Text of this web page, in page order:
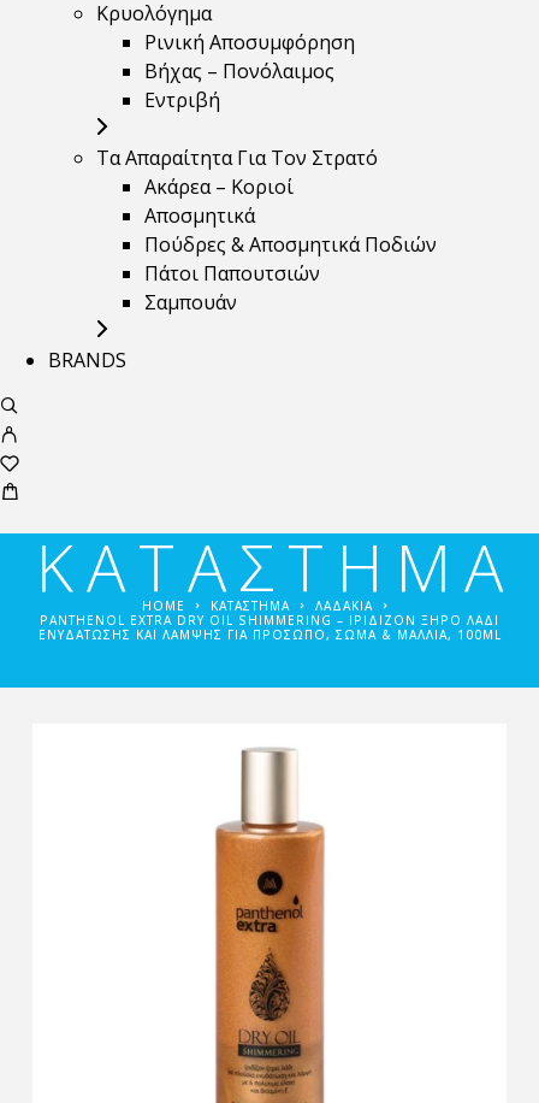
Κρυολόγημα
Ρινική Αποσυμφόρηση
Βήχας – Πονόλαιμος
Εντριβή
Τα Απαραίτητα Για Τον Στρατό
Ακάρεα – Κοριοί
Αποσμητικά
Πούδρες & Αποσμητικά Ποδιών
Πάτοι Παπουτσιών
Σαμπουάν
BRANDS
ΚΑΤΑΣΤΗΜΑ
HOME ΚΑΤΑΣΤΗΜΑ
ΛΑΔΆΚΙΑ
PANTHENOL EXTRA DRY OIL SHIMMERING – ΙΡΙΔΊΖΟΝ ΞΗΡΌ ΛΆΔΙ
ΕΝΥΔΆΤΩΣΗΣ ΚΑΙ ΛΆΜΨΗΣ ΓΙΑ ΠΡΌΣΩΠΟ, ΣΏΜΑ & ΜΑΛΛΙΆ, 100ML